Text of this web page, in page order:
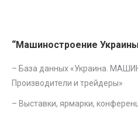
“Машиностроение
– База данных «Украина.
Производители и трейдеры»
– Выставки, ярмарки,